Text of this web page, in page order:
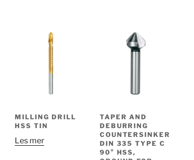
MILLING DRILL
HSS TIN
Les mer
TAPER AND
DEBURRING
COUNTERSINKER
DIN 335 TYPE C
90° HSS,